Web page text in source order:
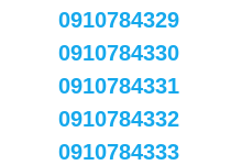
0910784329
0910784330
0910784331
0910784332
0910784333